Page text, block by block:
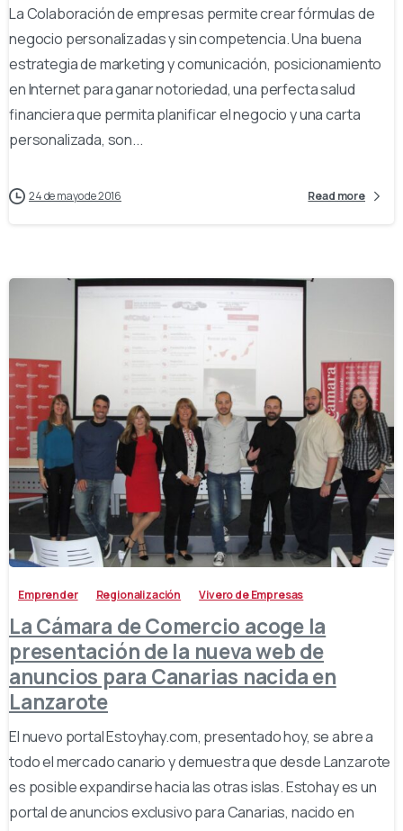
La Colaboración de empresas permite crear fórmulas de
negocio personalizadas y sin competencia. Una buena
estrategia de marketing y comunicación, posicionamiento
en Internet para ganar notoriedad, una perfecta salud
financiera que permita planificar el negocio y una carta
personalizada, son...
24 de mayo de 2016 Read more
Emprender Regionalización Vivero de Empresas
La Cámara de Comercio acoge la
presentación de la nueva web de
anuncios para Canarias nacida en
Lanzarote
El nuevo portal Estoyhay.com, presentado hoy, se abre a
todo el mercado canario y demuestra que desde Lanzarote
es posible expandirse hacia las otras islas. Estohay es un
portal de anuncios exclusivo para Canarias, nacido en